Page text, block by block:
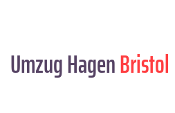
Umzug HagenBristol